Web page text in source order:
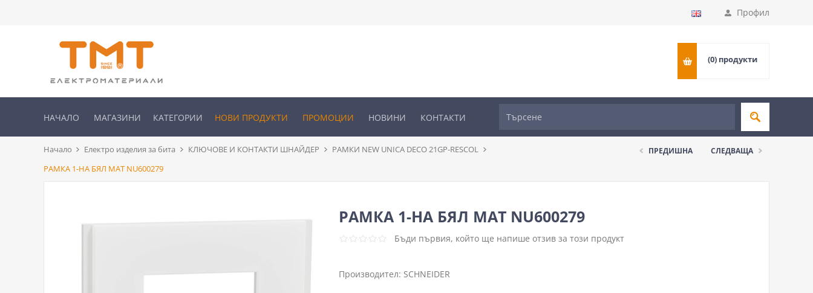
Профил
(0) продукти
НАЧАЛО МАГАЗИНИ КАТЕГОРИИ НОВИ ПРОДУКТИ ПРОМОЦИИ НОВИНИ КОНТАКТИ
Начало Електро изделия за бита КЛЮЧОВЕ И КОНТАКТИ ШНАЙДЕР
РАМКИ NEW UNICA DECO 21GP-RESCOL
РАМКА 1-НА БЯЛ МАТ NU600279
ПРЕДИШНА СЛЕДВАЩА
РАМКА 1-НА БЯЛ МАТ NU600279
Бъди първия, който ще напише отзив за този продукт
Производител: SCHNEIDER